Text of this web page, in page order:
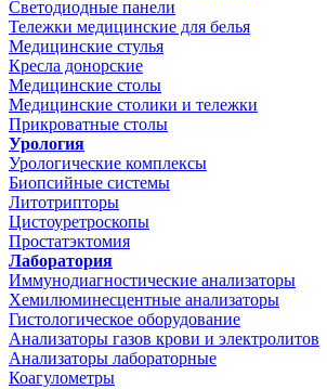
Светодиодные панели
Тележки медицинские для белья
Медицинские стулья
Кресла донорские
Медицинские столы
Медицинские столики и тележки
Прикроватные столы
Урология
Урологические комплексы
Биопсийные системы
Литотрипторы
Цистоуретроскопы
Простатэктомия
Лаборатория
Иммунодиагностические анализаторы
Хемилюминесцентные анализаторы
Гистологическое оборудование
Анализаторы газов крови и электролитов
Анализаторы лабораторные
Коагулометры